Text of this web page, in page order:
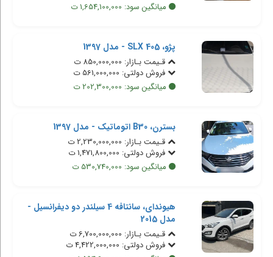
میانگین سود: 1,654,100,000 ت
پژو، 405 SLX - مدل 1397
قـیمت بـازار: 850,000,000 ت
فروش دولتی: 561,000,000 ت
میانگین سود: 202,300,000 ت
بسترن، B30 اتوماتیک - مدل 1397
قـیمت بـازار: 2,230,000,000 ت
فروش دولتی: 1,471,800,000 ت
میانگین سود: 530,740,000 ت
هیوندای، سانتافه 4 سیلندر دو دیفرانسیل -
مدل 2015
قـیمت بـازار: 6,700,000,000 ت
فروش دولتی: 4,422,000,000 ت